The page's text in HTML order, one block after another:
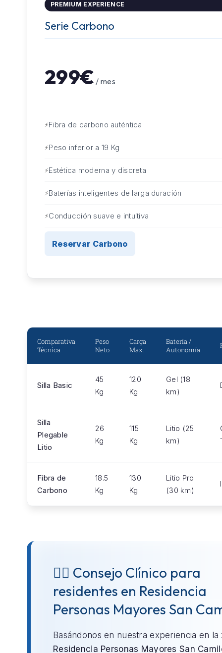
PREMIUM EXPERIENCE
Serie Carbono
299€ / mes
Fibra de carbono auténtica
Peso inferior a 19 Kg
Estética moderna y discreta
Baterías inteligentes de larga duración
Conducción suave e intuitiva
Reservar Carbono
Comparativa
Técnica
Peso
Neto
Carga
Max.
Batería /
Autonomía
Silla Basic
45
Kg
120
Kg
Gel (18
km)
Silla
Plegable
Litio
26
Kg
115
Kg
Litio (25
km)
Fibra de
Carbono
18.5
Kg
130
Kg
Litio Pro
(30 km)
👨‍⚕️ Consejo Clínico para
residentes en Residencia
Personas Mayores San
Basándonos en nuestra experiencia en la
Residencia Personas Mayores San